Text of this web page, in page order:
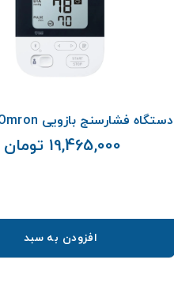
دستگاه فشارسنج بازویی Omron مدل M4
19,465,000 تومان
افزودن به سبد